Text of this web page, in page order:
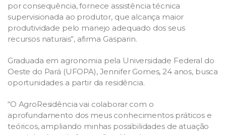
por consequência, fornece assistência técnica
supervisionada ao produtor, que alcança maior
produtividade pelo manejo adequado dos seus
recursos naturais”, afirma Gasparin.
Graduada em agronomia pela Universidade Federal do
Oeste do Pará (UFOPA), Jennifer Gomes, 24 anos, busca
oportunidades a partir da residência.
“O AgroResidência vai colaborar com o
aprofundamento dos meus conhecimentos práticos e
teóricos, ampliando minhas possibilidades de atuação